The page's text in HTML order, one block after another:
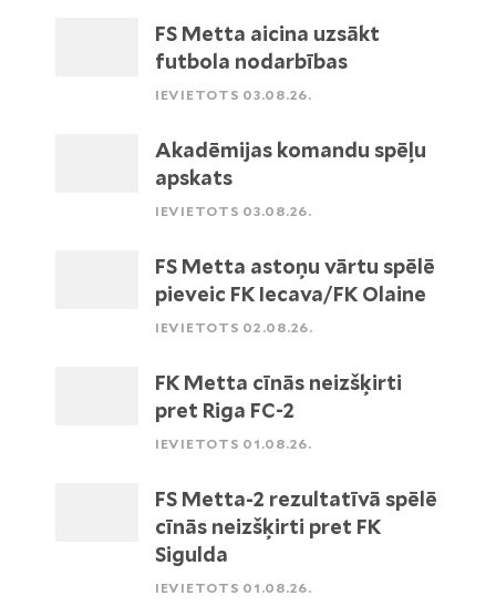
FS Metta aicina uzsākt
futbola nodarbības
IEVIETOTS 03.08.26.
Akadēmijas komandu spēļu
apskats
IEVIETOTS 03.08.26.
FS Metta astoņu vārtu spēlē
pieveic FK Iecava/FK Olaine
IEVIETOTS 02.08.26.
FK Metta cīnās neizšķirti
pret Riga FC-2
IEVIETOTS 01.08.26.
FS Metta-2 rezultatīvā spēlē
cīnās neizšķirti pret FK
Sigulda
IEVIETOTS 01.08.26.